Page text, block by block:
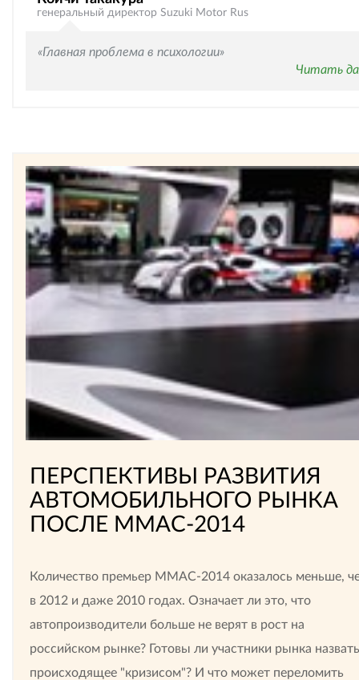
генеральный директор Suzuki Motor Rus
«Главная проблема в психологии»
Читать
ПЕРСПЕКТИВЫ РАЗВИТИЯ
АВТОМОБИЛЬНОГО РЫНКА
ПОСЛЕ ММАС-2014
Количество премьер ММАС-2014 оказалось меньше,
в 2012 и даже 2010 годах. Означает ли это, что
автопроизводители больше не верят в рост на
российском рынке? Готовы ли участники рынка назвать
происходящее "кризисом"? И что может переломить